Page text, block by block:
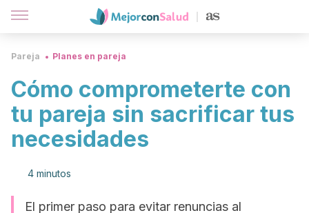
Pareja Planes en pareja
Cómo comprometerte con
tu pareja sin sacrificar tus
necesidades
4 minutos
El primer paso para evitar renuncias al